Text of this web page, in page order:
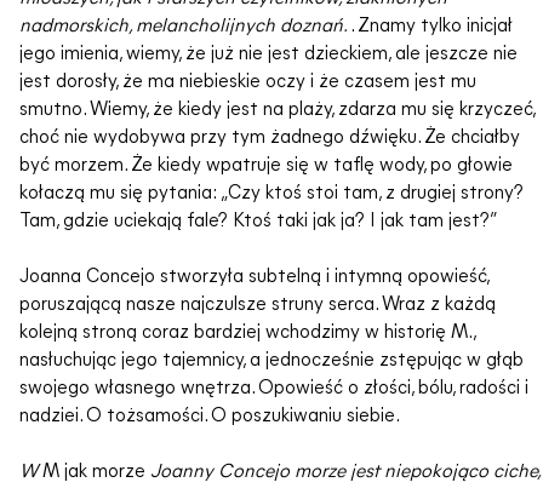
nadmorskich, melancholijnych doznań. . Znamy tylko inicjał
jego imienia, wiemy, że już nie jest dzieckiem, ale jeszcze nie
jest dorosły, że ma niebieskie oczy i że czasem jest mu
smutno. Wiemy, że kiedy jest na plaży, zdarza mu się krzyczeć,
choć nie wydobywa przy tym żadnego dźwięku. Że chciałby
być morzem. Że kiedy wpatruje się w taflę wody, po głowie
kołaczą mu się pytania: „Czy ktoś stoi tam, z drugiej strony?
Tam, gdzie uciekają fale? Ktoś taki jak ja? I jak tam jest?”
Joanna Concejo stworzyła subtelną i intymną opowieść,
poruszającą nasze najczulsze struny serca. Wraz z każdą
kolejną stroną coraz bardziej wchodzimy w historię M.,
nasłuchując jego tajemnicy, a jednocześnie zstępując w głąb
swojego własnego wnętrza. Opowieść o złości, bólu, radości i
nadziei. O tożsamości. O poszukiwaniu siebie.
WM jak morze Joanny Concejo morze jest niepokojąco ciche,